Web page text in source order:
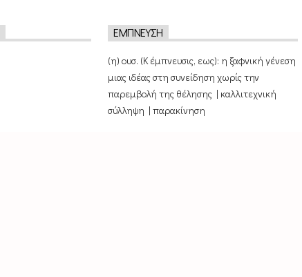
ΈΜΠΝΕΥΣΗ
(η) ουσ. (Κ έμπνευσις, εως): η ξαφνική γένεση
μιας ιδέας στη συνείδηση χωρίς την
παρεμβολή της θέλησης | καλλιτεχνική
σύλληψη | παρακίνηση